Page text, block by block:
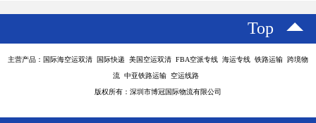
Top
主营产品：国际海空运双清 国际快递 美国空运双清 FBA空派专线 海运专线 铁路运输 跨境物
流 中亚铁路运输 空运线路
版权所有：深圳市博冠国际物流有限公司